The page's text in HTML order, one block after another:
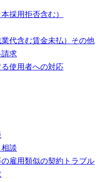
採用拒否含む）
代含む賃金未払）その他
求
使用者への対応
談
雇用類似の契約トラブル